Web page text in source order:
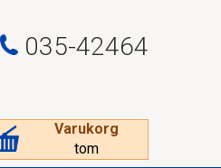
035-42464
Varukorg
tom